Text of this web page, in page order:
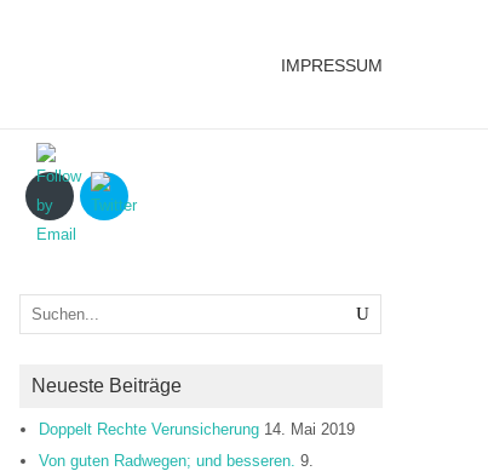
IMPRESSUM
Neueste Beiträge
Doppelt Rechte Verunsicherung 14. Mai 2019
Von guten Radwegen; und besseren. 9.